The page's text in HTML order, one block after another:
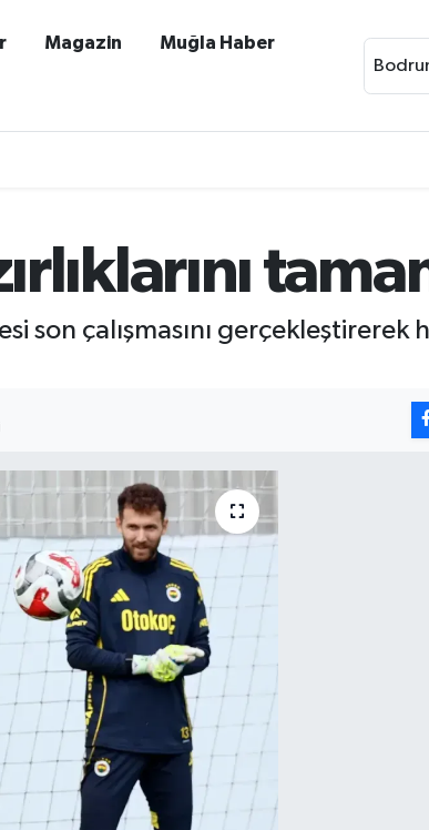
Magazin Muğla Haber
son çalışmasını gerçekleştirerek